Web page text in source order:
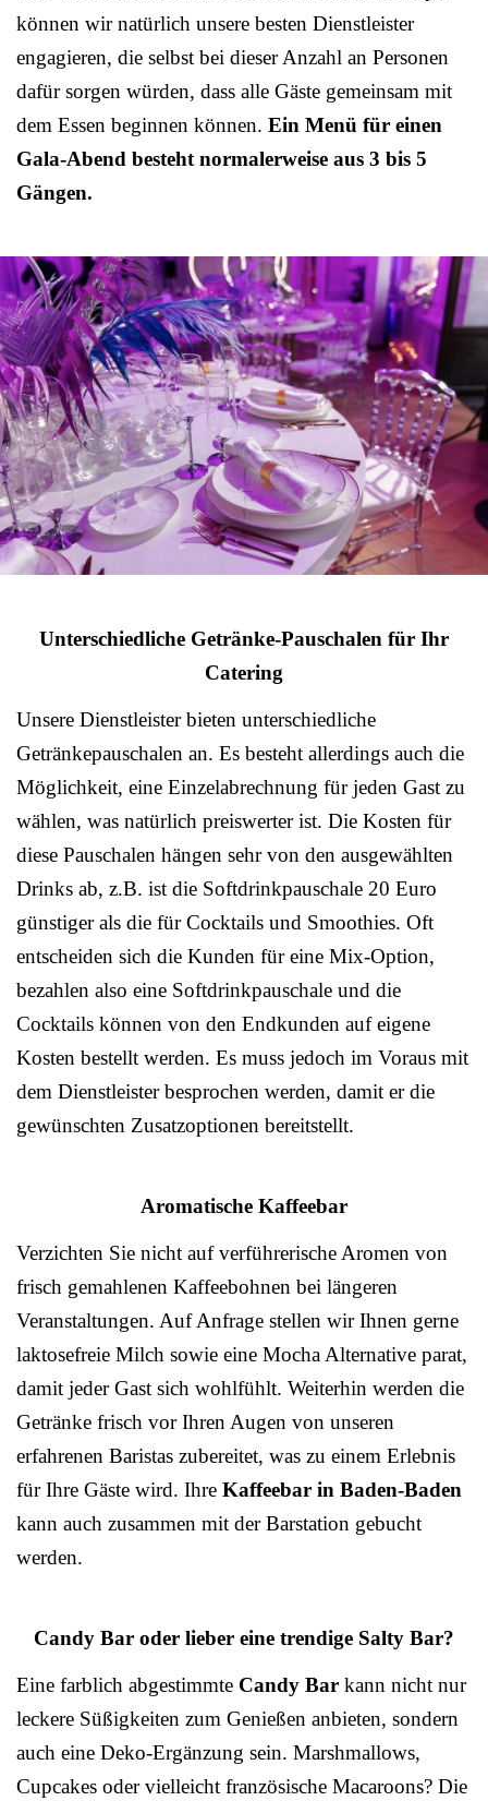
können wir natürlich unsere besten Dienstleister
engagieren, die selbst bei dieser Anzahl an Personen
dafür sorgen würden, dass alle Gäste gemeinsam mit
dem Essen beginnen können. Ein Menü für einen
Gala-Abend besteht normalerweise aus 3 bis 5
Gängen.
Unterschiedliche Getränke-Pauschalen für Ihr
Catering
Unsere Dienstleister bieten unterschiedliche
Getränkepauschalen an. Es besteht allerdings auch die
Möglichkeit, eine Einzelabrechnung für jeden Gast zu
wählen, was natürlich preiswerter ist. Die Kosten für
diese Pauschalen hängen sehr von den ausgewählten
Drinks ab, z.B. ist die Softdrinkpauschale 20 Euro
günstiger als die für Cocktails und Smoothies. Oft
entscheiden sich die Kunden für eine Mix-Option,
bezahlen also eine Softdrinkpauschale und die
Cocktails können von den Endkunden auf eigene
Kosten bestellt werden. Es muss jedoch im Voraus mit
dem Dienstleister besprochen werden, damit er die
gewünschten Zusatzoptionen bereitstellt.
Aromatische Kaffeebar
Verzichten Sie nicht auf verführerische Aromen von
frisch gemahlenen Kaffeebohnen bei längeren
Veranstaltungen. Auf Anfrage stellen wir Ihnen gerne
laktosefreie Milch sowie eine Mocha Alternative parat,
damit jeder Gast sich wohlfühlt. Weiterhin werden die
Getränke frisch vor Ihren Augen von unseren
erfahrenen Baristas zubereitet, was zu einem Erlebnis
für Ihre Gäste wird. Ihre Kaffeebar in Baden-Baden
kann auch zusammen mit der Barstation gebucht
werden.
Candy Bar oder lieber eine trendige Salty Bar?
Eine farblich abgestimmte Candy Bar kann nicht nur
leckere Süßigkeiten zum Genießen anbieten, sondern
auch eine Deko-Ergänzung sein. Marshmallows,
Cupcakes oder vielleicht französische Macaroons? Die